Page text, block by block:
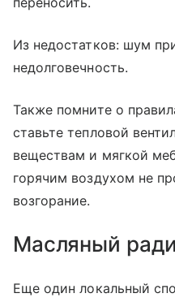
Из недостатков: шум
недолговечность.
Также помните о
ставьте тепловой
веществам и мягкой
горячим воздухом не
возгорание.
Масляный
Еще один локальный